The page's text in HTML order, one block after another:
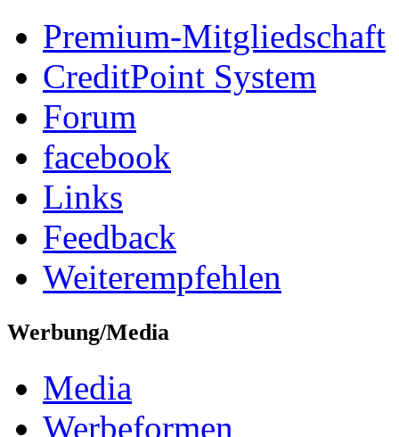
Premium-Mitgliedschaft
CreditPoint System
Forum
facebook
Links
Feedback
Weiterempfehlen
Werbung/Media
Media
Werbeformen